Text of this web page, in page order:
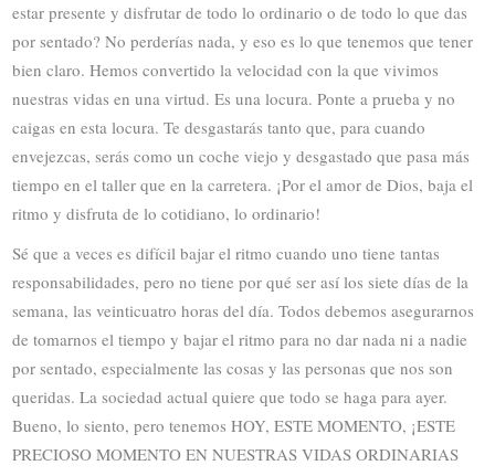
estar presente y disfrutar de todo lo ordinario o de todo lo que das
por sentado? No perderías nada, y eso es lo que tenemos que tener
bien claro. Hemos convertido la velocidad con la que vivimos
nuestras vidas en una virtud. Es una locura. Ponte a prueba y no
caigas en esta locura. Te desgastarás tanto que, para cuando
envejezcas, serás como un coche viejo y desgastado que pasa más
tiempo en el taller que en la carretera. ¡Por el amor de Dios, baja el
ritmo y disfruta de lo cotidiano, lo ordinario!
Sé que a veces es difícil bajar el ritmo cuando uno tiene tantas
responsabilidades, pero no tiene por qué ser así los siete días de la
semana, las veinticuatro horas del día. Todos debemos asegurarnos
de tomarnos el tiempo y bajar el ritmo para no dar nada ni a nadie
por sentado, especialmente las cosas y las personas que nos son
queridas. La sociedad actual quiere que todo se haga para ayer.
Bueno, lo siento, pero tenemos HOY, ESTE MOMENTO, ¡ESTE
PRECIOSO MOMENTO EN NUESTRAS VIDAS ORDINARIAS